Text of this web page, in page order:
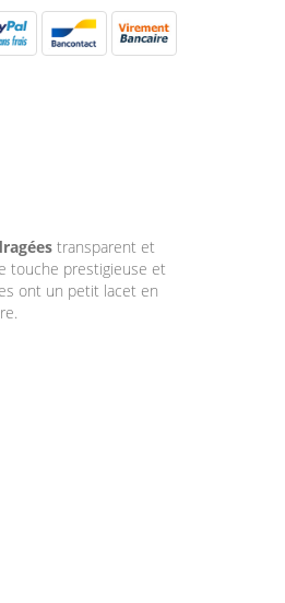
transparent et
touche prestigieuse et
ont un petit lacet en